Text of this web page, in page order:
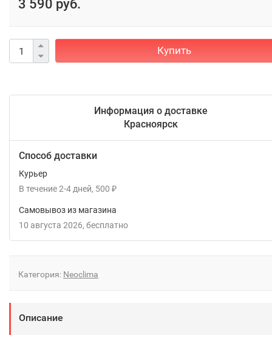
3 590 руб.
Купить
Информация о доставке
Красноярск
Способ доставки
Курьер
В течение2-4 дней 500 ₽
Самовывоз из магазина
10 августа 2026
Бесплатно
Категория: Neoclima
Описание